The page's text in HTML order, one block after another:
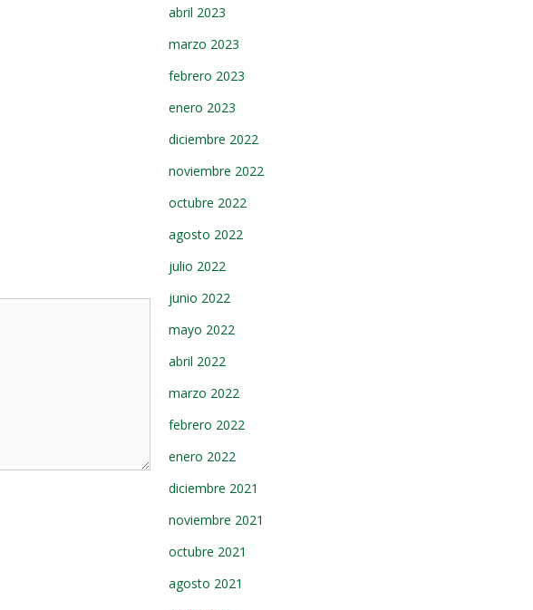
abril 2023
marzo 2023
febrero 2023
enero 2023
diciembre 2022
noviembre 2022
octubre 2022
agosto 2022
julio 2022
junio 2022
mayo 2022
abril 2022
marzo 2022
febrero 2022
enero 2022
diciembre 2021
noviembre 2021
octubre 2021
agosto 2021